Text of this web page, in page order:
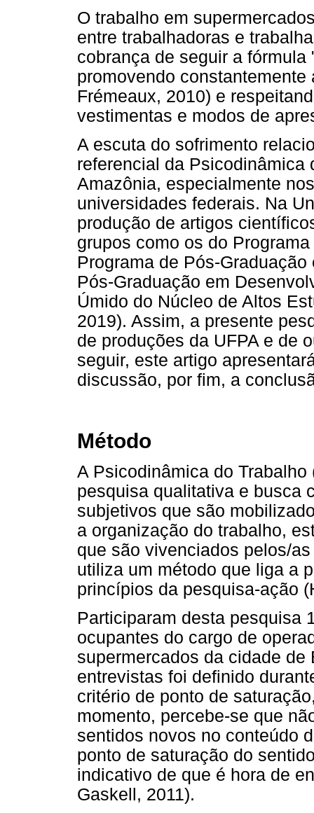
O trabalho em
entre trabalhadoras e
cobrança de seguir a fórmula
promovendo
Frémeaux, 2010) e
vestimentas e modos de
A escuta do sofrimento
referencial da Psicodinâmica
Amazônia, especialmente
universidades federais. Na
produção de artigos
grupos como os do
Programa de Pós-
Pós-Graduação em
Úmido do Núcleo de Altos
2019). Assim, a presente
de produções da UFPA e de
seguir, este artigo
discussão, por fim, a
Método
A Psicodinâmica do
pesquisa qualitativa e busca
subjetivos que são
a organização do trabalho,
que são vivenciados pelos/
utiliza um método que liga a
princípios da pesquisa-ação
Participaram desta pesquisa
ocupantes do cargo de
supermercados da cidade
entrevistas foi definido
critério de ponto de
momento, percebe-se que
sentidos novos no conteúdo
ponto de saturação do
indicativo de que é hora de
Gaskell, 2011).